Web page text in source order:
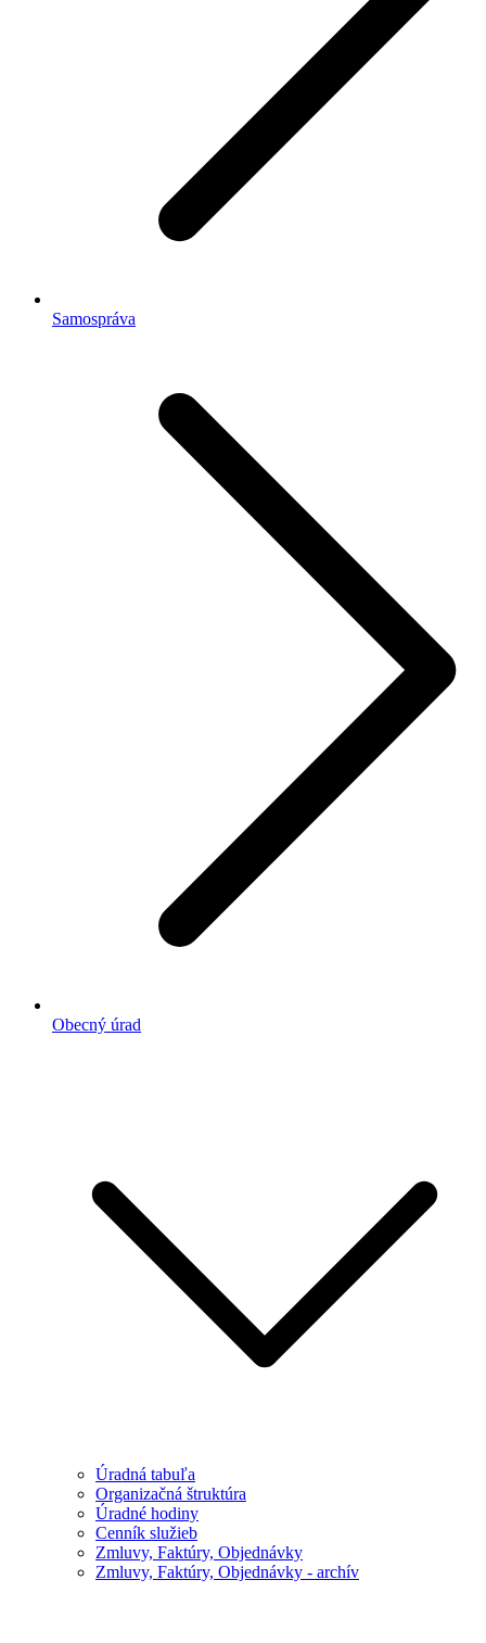
Samospráva
Obecný úrad
Úradná tabuľa
Organizačná štruktúra
Úradné hodiny
Cenník služieb
Zmluvy, Faktúry, Objednávky
Zmluvy, Faktúry, Objednávky - archív